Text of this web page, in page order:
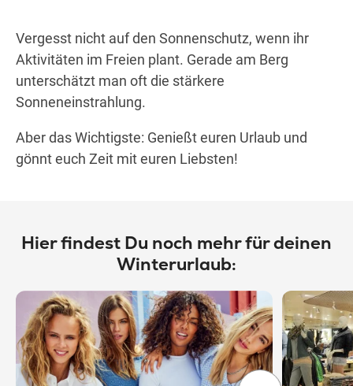
Vergesst nicht auf den Sonnenschutz, wenn ihr
Aktivitäten im Freien plant. Gerade am Berg
unterschätzt man oft die stärkere
Sonneneinstrahlung.
Aber das Wichtigste: Genießt euren Urlaub und
gönnt euch Zeit mit euren Liebsten!
Hier findest Du noch mehr für deinen
Winterurlaub: